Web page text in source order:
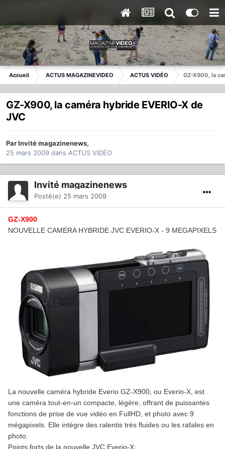
Accueil ACTUS MAGAZINEVIDEO ACTUS VIDÉO GZ-X900, la
GZ-X900, la caméra hybride EVERIO-X de
JVC
ParInvité magazinenews,
25 mars 2009 dans ACTUS VIDÉO
Invité magazinenews
Posté(e) 25 mars 2009
GZ-X900
NOUVELLE CAMERA HYBRIDE JVC EVERIO-X - 9 MEGAPIXELS
La nouvelle caméra hybride Everio GZ-X900, ou Everio-X, est
une caméra tout-en-un compacte, légère, offrant de puissantes
fonctions de prise de vue vidéo en FullHD, et photo avec 9
mégapixels. Elle intègre des ralentis très fluides ou les rafales en
photo.
Points forts de la nouvelle JVC Everio-X: